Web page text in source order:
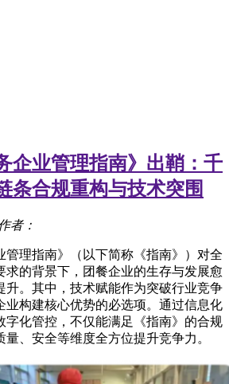
企业管理指南》出鞘：千
条合规重构与技术突围
者：
管理指南》（以下简称《指南》）对全
求的背景下，团餐企业的生存与发展愈
升。其中，技术赋能作为突破行业竞争
业构建核心优势的必选项。通过信息化
字化管控，不仅能满足《指南》的合规
、安全等维度全方位提升竞争力。